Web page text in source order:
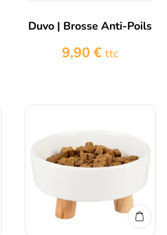
Duvo | Brosse Anti-Poils
9,90€ ttc